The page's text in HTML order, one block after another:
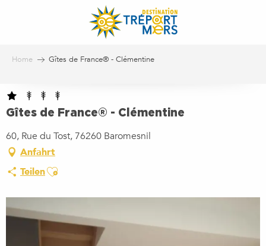
Home Gîtes de France® - Clémentine
Gîtes de France® - Clémentine
60, Rue du Tost, 76260 Baromesnil
Anfahrt
TeilenAjouter aux favoris